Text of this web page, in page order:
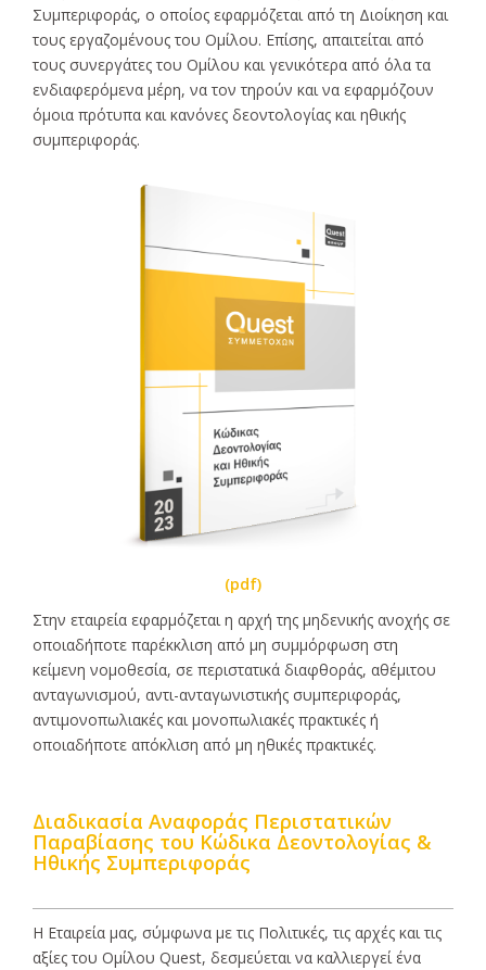
Συμπεριφοράς, ο οποίος εφαρμόζεται από τη Διοίκηση και
τους εργαζομένους του Ομίλου. Επίσης, απαιτείται από
τους συνεργάτες του Ομίλου και γενικότερα από όλα τα
ενδιαφερόμενα μέρη, να τον τηρούν και να εφαρμόζουν
όμοια πρότυπα και κανόνες δεοντολογίας και ηθικής
συμπεριφοράς.
(pdf)
Στην εταιρεία εφαρμόζεται η αρχή της μηδενικής ανοχής σε
οποιαδήποτε παρέκκλιση από μη συμμόρφωση στη
κείμενη νομοθεσία, σε περιστατικά διαφθοράς, αθέμιτου
ανταγωνισμού, αντι-ανταγωνιστικής συμπεριφοράς,
αντιμονοπωλιακές και μονοπωλιακές πρακτικές ή
οποιαδήποτε απόκλιση από μη ηθικές πρακτικές.
Διαδικασία Αναφοράς Περιστατικών
Παραβίασης του Κώδικα Δεοντολογίας &
Ηθικής Συμπεριφοράς
Η Eταιρεία μας, σύμφωνα με τις Πολιτικές, τις αρχές και τις
αξίες του Ομίλου Quest, δεσμεύεται να καλλιεργεί ένα